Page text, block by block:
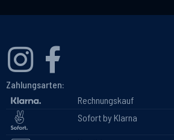
Zahlungsarten:
Rechnungskauf
Sofort by Klarna